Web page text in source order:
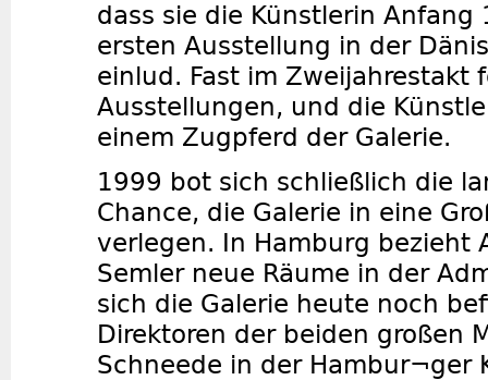
dass sie die Künstlerin Anfang
ersten Ausstellung in der
einlud. Fast im Zweijahrestakt
Ausstellungen, und die
einem Zugpferd der Galerie.
1999 bot sich schließlich die
Chance, die Galerie in eine
verlegen. In Hamburg bezieht
Semler neue Räume in der
sich die Galerie heute noch
Direktoren der beiden großen
Schneede in der Hambur¬ger